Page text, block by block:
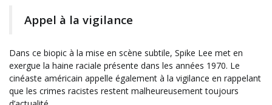
Appel à la vigilance
Dans ce biopic à la mise en scène subtile, Spike Lee met en
exergue la haine raciale présente dans les années 1970. Le
cinéaste américain appelle également à la vigilance en rappelant
que les crimes racistes restent malheureusement toujours